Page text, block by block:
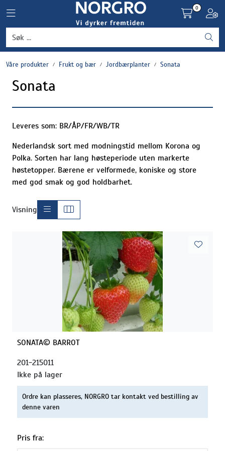
Toggle navigation
0
Våre produkter Frukt og bær Jordbærplanter Sonata
Sonata
Leveres som: BR/ÅP/FR/WB/TR
Nederlandsk sort med modningstid mellom Korona og
Polka. Sorten har lang høsteperiode uten markerte
høstetopper. Bærene er velformede, koniske og store
med god smak og god holdbarhet.
Visning
SONATA© BARROT
201-215011
Ikke på lager
Ordre kan plasseres, NORGRO tar kontakt ved bestilling av
denne varen
Pris fra:
Grønnsaker
Settepotet og setteløk
Plantevern og nyttedyr
Driftsmidler